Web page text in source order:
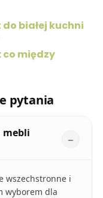
białej kuchni
co między
pytania
mebli
wszechstronne i
wyborem dla